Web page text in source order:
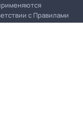
с Правилами